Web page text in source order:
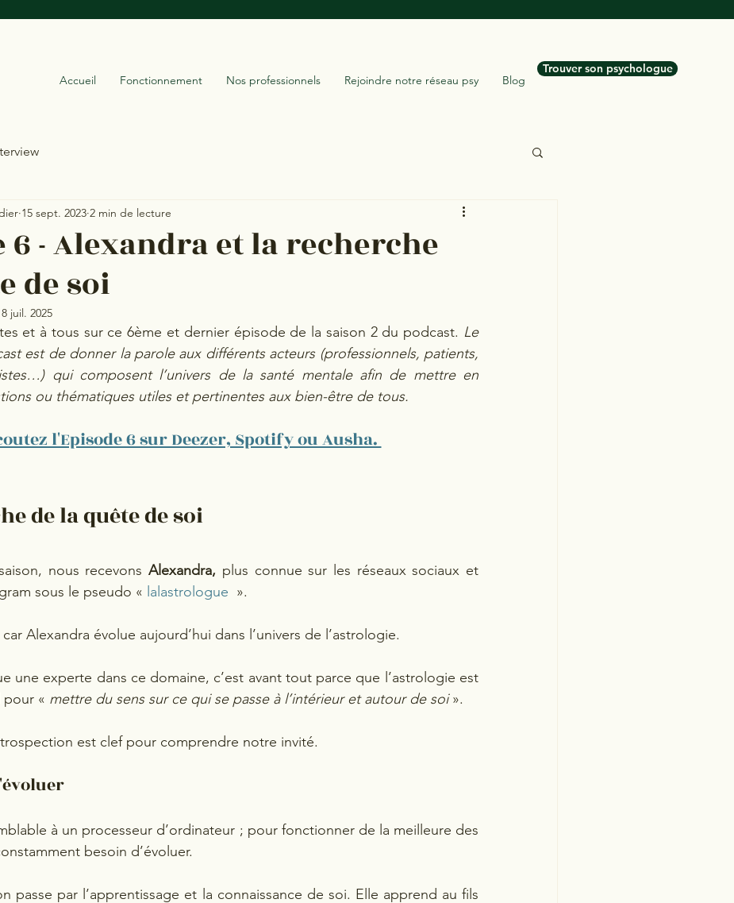
Accueil Fonctionnement Nos professionnels Rejoindre notre réseau psy Blog
Trouver son psychologue
6 - Alexandra et la recherche
de soi
15 sept. 2023 2 min de lecture
8 juil. 2025
et à tous sur ce 6ème et dernier épisode de la saison 2 du podcast. Le
est de donner la parole aux différents acteurs (professionnels, patients,
qui composent l’univers de la santé mentale afin de mettre en
ou thématiques utiles et pertinentes aux bien-être de tous.
l'Episode 6 sur Deezer, Spotify ou Ausha.
de la quête de soi
nous recevons Alexandra, plus connue sur les réseaux sociaux et
sous le pseudo « lalastrologue
  ».
car Alexandra évolue aujourd’hui dans l’univers de l’astrologie.
une experte dans ce domaine, c’est avant tout parce que l’astrologie est
« mettre du sens sur ce qui se passe à l’intérieur et autour de soi ».
est clef pour comprendre notre invité.
à un processeur d’ordinateur ; pour fonctionner de la meilleure des
besoin d’évoluer.
passe par l’apprentissage et la connaissance de soi. Elle apprend au fils